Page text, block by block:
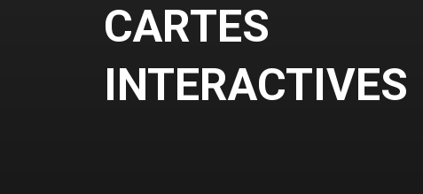
CARTES
INTERACTIVES